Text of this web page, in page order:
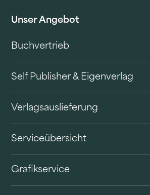
Unser Angebot
Buchvertrieb
Self Publisher & Eigenverlag
Verlagsauslieferung
Serviceübersicht
Grafikservice